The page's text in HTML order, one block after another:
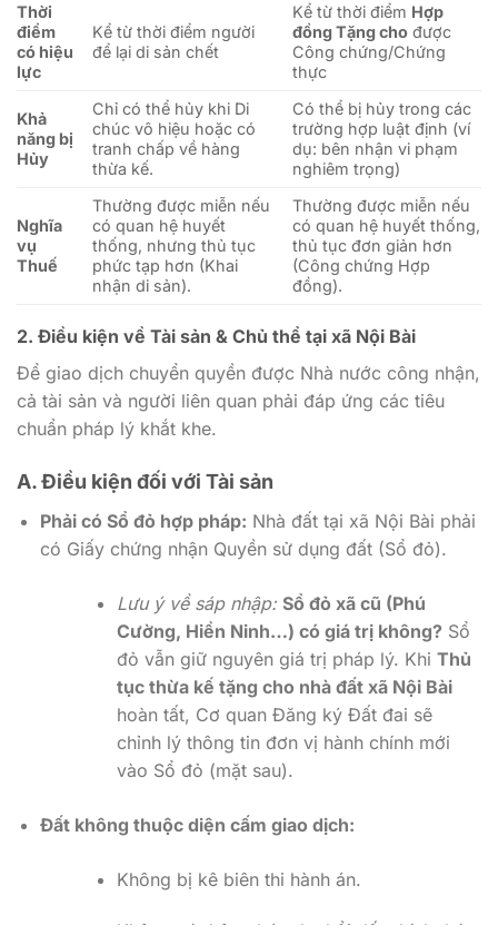
Thời
điểm
có hiệu
lực
Kể từ thời điểm người
để lại di sản chết
Kể từ thời điểm Hợp
đồng Tặng cho được
Công chứng/Chứng
thực
Khả
năng bị
Hủy
Chỉ có thể hủy khi Di
chúc vô hiệu hoặc có
tranh chấp về hàng
thừa kế.
Có thể bị hủy trong các
trường hợp luật định (ví
dụ: bên nhận vi phạm
nghiêm trọng)
Nghĩa
vụ
Thuế
Thường được miễn nếu
có quan hệ huyết
thống, nhưng thủ tục
phức tạp hơn (Khai
nhận di sản).
Thường được miễn nếu
có quan hệ huyết thống,
thủ tục đơn giản hơn
(Công chứng Hợp
đồng).
2. Điều kiện về Tài sản & Chủ thể tại xã Nội Bài
Để giao dịch chuyển quyền được Nhà nước công nhận,
cả tài sản và người liên quan phải đáp ứng các tiêu
chuẩn pháp lý khắt khe.
A. Điều kiện đối với Tài sản
Phải có Sổ đỏ hợp pháp: Nhà đất tại xã Nội Bài phải
có Giấy chứng nhận Quyền sử dụng đất (Sổ đỏ).
Lưu ý về sáp nhập: Sổ đỏ xã cũ (Phú
Cường, Hiền Ninh…) có giá trị không? Sổ
đỏ vẫn giữ nguyên giá trị pháp lý. Khi Thủ
tục thừa kế tặng cho nhà đất xã Nội Bài
hoàn tất, Cơ quan Đăng ký Đất đai sẽ
chỉnh lý thông tin đơn vị hành chính mới
vào Sổ đỏ (mặt sau).
Đất không thuộc diện cấm giao dịch:
Không bị kê biên thi hành án.